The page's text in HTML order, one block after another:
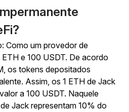
Como um provedor de
e 100 USDT. De acordo
os tokens depositados
Assim, os 1 ETH de Jack
a 100 USDT. Naquele
Jack representam 10% do